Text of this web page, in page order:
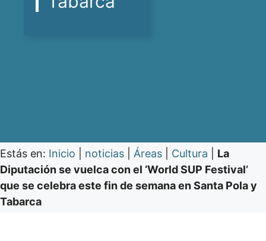
Estás en: Inicio noticias Áreas Cultura
La
Diputación se vuelca con el ‘World SUP Festival’
que se celebra este fin de semana en Santa Pola y
Tabarca